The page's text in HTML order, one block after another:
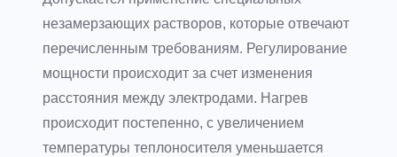
незамерзающих растворов, которые отвечают
перечисленным требованиям. Регулирование
мощности происходит за счет изменения
расстояния между электродами. Нагрев
происходит постепенно, с увеличением
температуры теплоносителя уменьшается